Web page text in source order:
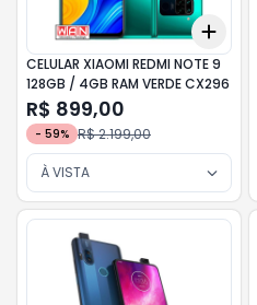
Add
CELULAR XIAOMI REDMI NOTE 9
128GB / 4GB RAM VERDE CX296
R$ 899,00
- 59% R$ 2.199,00
À VISTA